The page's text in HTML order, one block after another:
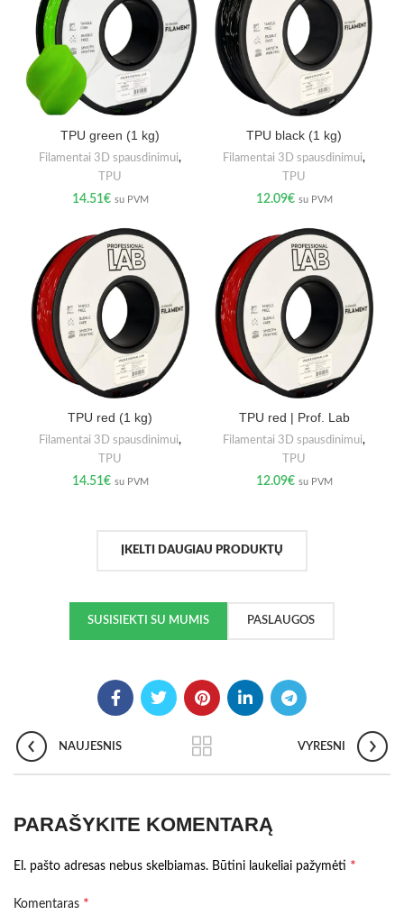
TPU green (1 kg)
Filamentai 3D spausdinimui,
TPU
14.51€ su PVM
TPU black (1 kg)
Filamentai 3D spausdinimui,
TPU
12.09€ su PVM
TPU red (1 kg)
Filamentai 3D spausdinimui,
TPU
14.51€ su PVM
TPU red | Prof. Lab
Filamentai 3D spausdinimui,
TPU
12.09€ su PVM
ĮKELTI DAUGIAU PRODUKTŲ
SUSISIEKTI SU MUMIS PASLAUGOS
NAUJESNIS VYRESNI
PARAŠYKITE KOMENTARĄ
El. pašto adresas nebus skelbiamas. Būtini laukeliai pažymėti *
Komentaras *